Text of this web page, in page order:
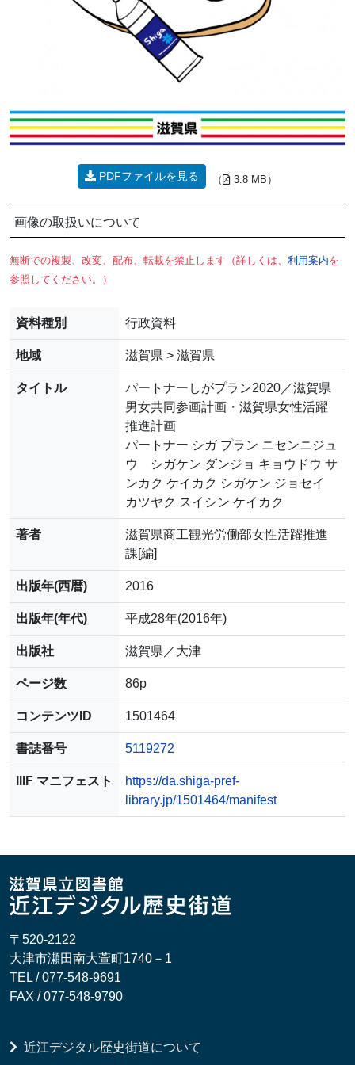
PDFファイルを見る （ 3.8 MB）
画像の取扱いについて
無断での複製、改変、配布、転載を禁止します（詳しくは、 利用案内を
参照してください。）
資料種別 行政資料
地域 滋賀県 > 滋賀県
タイトル
パートナーしがプラン2020／滋賀県
男女共同参画計画・滋賀県女性活躍
推進計画
パートナー シガ プラン ニセンニジュ
ウ シガケン ダンジョ キョウドウ サ
ンカク ケイカク シガケン ジョセイ
カツヤク スイシン ケイカク
著者
滋賀県商工観光労働部女性活躍推進
課[編]
出版年(西暦) 2016
出版年(年代) 平成28年(2016年)
出版社 滋賀県／大津
ページ数 86p
コンテンツID 1501464
書誌番号 5119272
IIIF マニフェスト
https://da.shiga-pref-
library.jp/1501464/manifest
〒520-2122
大津市瀬田南大萱町1740－1
TEL / 077-548-9691
FAX / 077-548-9790
近江デジタル歴史街道について